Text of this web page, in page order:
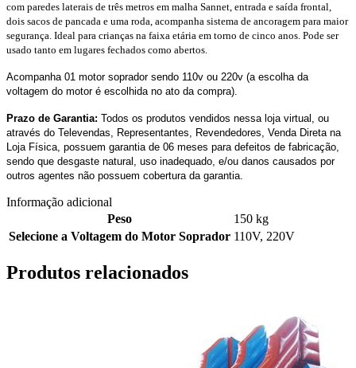
com paredes laterais de três metros em malha Sannet, entrada e saída frontal,
dois sacos de pancada e uma roda, acompanha sistema de ancoragem para maior
segurança. Ideal para crianças na faixa etária em torno de cinco anos. Pode ser
usado tanto em lugares fechados como abertos.
Acompanha 01 motor soprador sendo 110v ou 220v (a escolha da
voltagem do motor é escolhida no ato da compra).
Prazo de Garantia: Todos os produtos vendidos nessa loja virtual, ou
através do Televendas, Representantes, Revendedores, Venda Direta na
Loja Física, possuem garantia de 06 meses para defeitos de fabricação,
sendo que desgaste natural, uso inadequado, e/ou danos causados por
outros agentes não possuem cobertura da garantia.
Informação adicional
Peso
150 kg
Selecione a Voltagem do Motor Soprador 110V, 220V
Produtos relacionados